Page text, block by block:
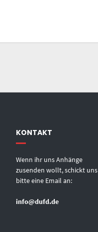
KONTAKT
Wenn ihr uns Anhänge
zusenden wollt, schickt uns
bitte eine Email an:
info@dufd.de